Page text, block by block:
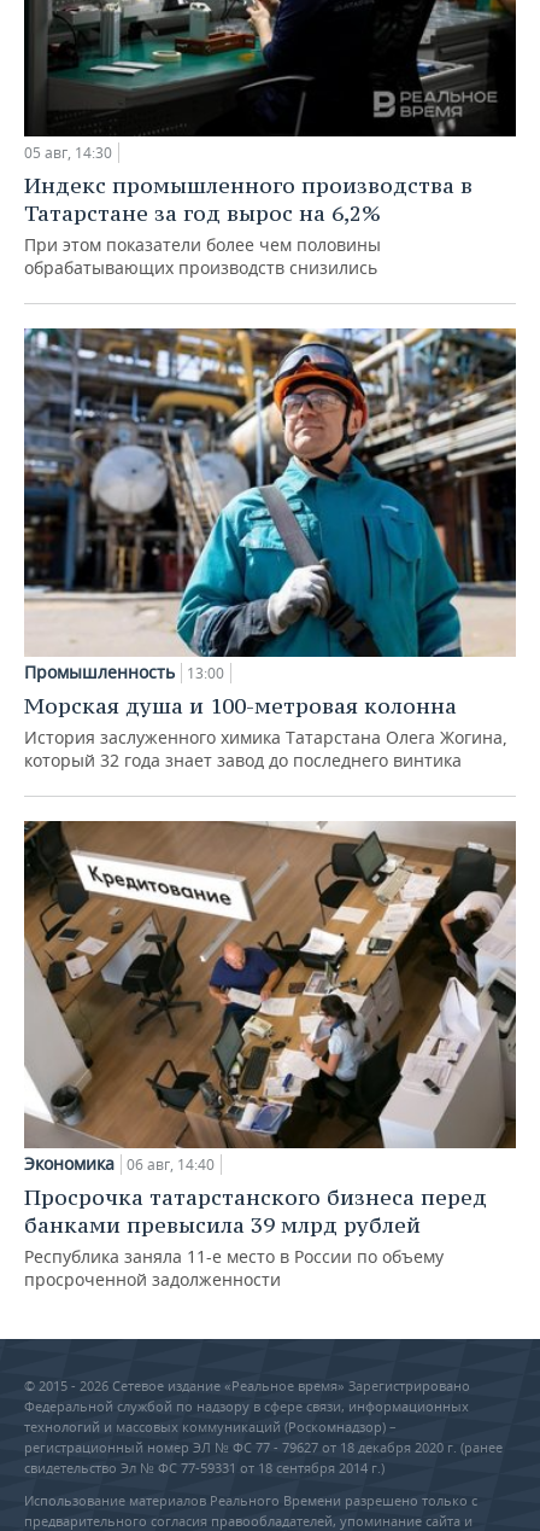
05 авг, 14:30
Индекс промышленного производства в
Татарстане за год вырос на 6,2%
При этом показатели более чем половины
обрабатывающих производств снизились
Промышленность 13:00
Морская душа и 100-метровая колонна
История заслуженного химика Татарстана Олега Жогина,
который 32 года знает завод до последнего винтика
Экономика 06 авг, 14:40
Просрочка татарстанского бизнеса перед
банками превысила 39 млрд рублей
Республика заняла 11-е место в России по объему
просроченной задолженности
© 2015 - 2026 Сетевое издание «Реальное время» Зарегистрировано
Федеральной службой по надзору в сфере связи, информационных
технологий и массовых коммуникаций (Роскомнадзор) –
регистрационный номер ЭЛ № ФС 77 - 79627 от 18 декабря 2020 г. (ранее
свидетельство Эл № ФС 77-59331 от 18 сентября 2014 г.)
Использование материалов Реального Времени разрешено только с
предварительного согласия правообладателей, упоминание сайта и